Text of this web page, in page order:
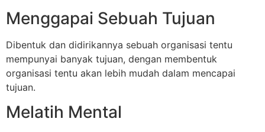
Menggapai Sebuah Tujuan
Dibentuk dan didirikannya sebuah organisasi tentu
mempunyai banyak tujuan, dengan membentuk
organisasi tentu akan lebih mudah dalam mencapai
tujuan.
Melatih Mental